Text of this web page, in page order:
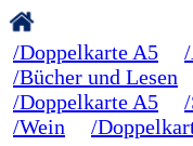
/Doppelkarte A5
/Bücher und Lesen
/Doppelkarte A5
/Wein
/